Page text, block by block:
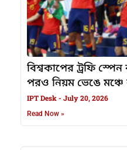
বিশ্বকাপের ট্রফি
পরও নিয়ম ভেঙে মঞ্চে
IPT Desk July 20, 2026
Read Now »